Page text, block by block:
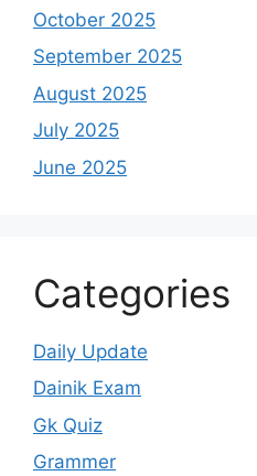
October 2025
September 2025
August 2025
July 2025
June 2025
Categories
Daily Update
Dainik Exam
Gk Quiz
Grammer